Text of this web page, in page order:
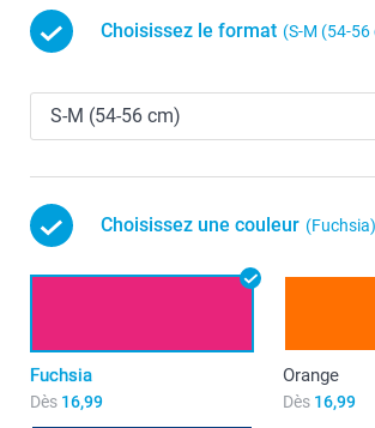
Choisissez le format (S-M (54-56
Choisissez une couleur (Fuchsia)
Fuchsia
Dès 16,99
Orange
Dès16,99